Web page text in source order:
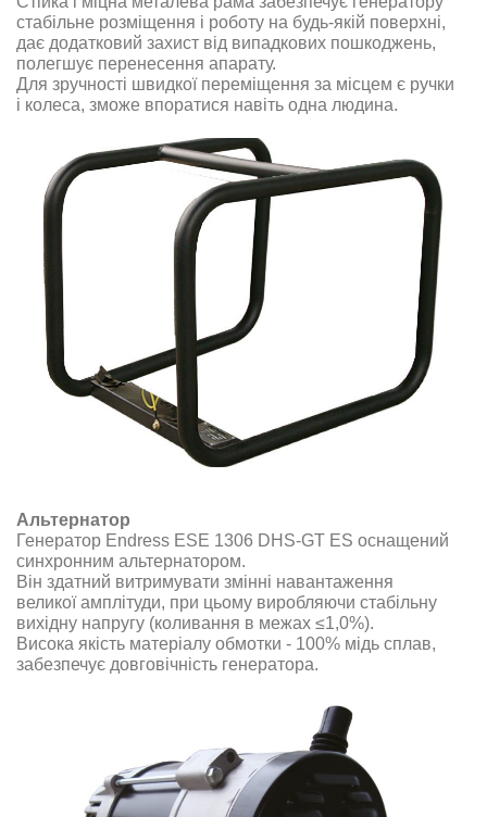
стабільне розміщення і роботу на будь-якій поверхні,
дає додатковий захист від випадкових пошкоджень,
полегшує перенесення апарату.
Для зручності швидкої переміщення за місцем є ручки
і колеса, зможе впоратися навіть одна людина.
Альтернатор
Генератор Endress ESE 1306 DHS-GT ES оснащений
синхронним альтернатором.
Він здатний витримувати змінні навантаження
великої амплітуди, при цьому виробляючи стабільну
вихідну напругу (коливання в межах ≤1,0%).
Висока якість матеріалу обмотки - 100% мідь сплав,
забезпечує довговічність генератора.